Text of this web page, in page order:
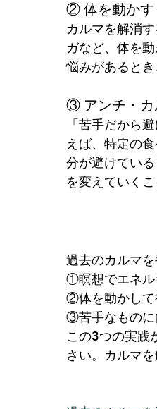
② 体を動かす
カルマを解消す
ガなど、体を
悩みがあると
③ アンチ・カ
「苦手だから
えば、特定の
分が避けてい
を変えていくこ
過去のカルマを
①瞑想でエネル
②体を動かして
③苦手なものに
この3つの実践
さい。カルマ